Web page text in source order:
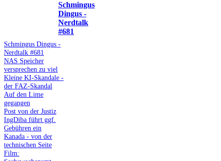
Schmingus
Dingus -
Nerdtalk
#681
Schmingus Dingus -
Nerdtalk #681
NAS Speicher
versprechen zu viel
Kleine KI-Skandale -
der FAZ-Skandal
Auf den Lime
gegangen
Post von der Justiz
IngDiba führt ggf.
Gebühren ein
Kanada - von der
technischen Seite
Film: